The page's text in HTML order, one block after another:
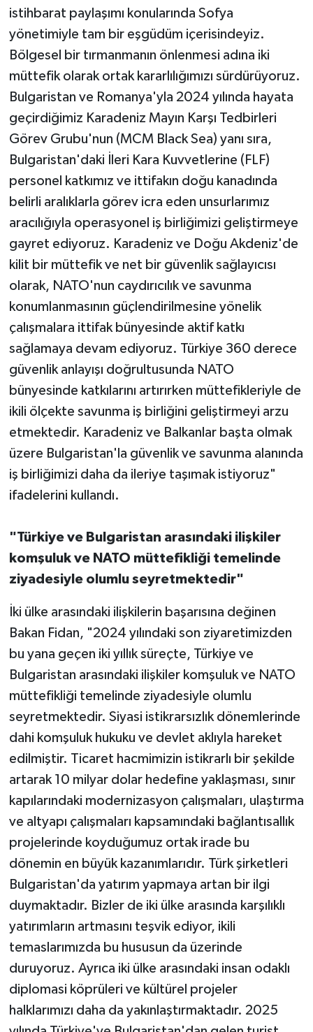
istihbarat paylaşımı konularında Sofya
yönetimiyle tam bir eşgüdüm içerisindeyiz.
Bölgesel bir tırmanmanın önlenmesi adına iki
müttefik olarak ortak kararlılığımızı sürdürüyoruz.
Bulgaristan ve Romanya'yla 2024 yılında hayata
geçirdiğimiz Karadeniz Mayın Karşı Tedbirleri
Görev Grubu'nun (MCM Black Sea) yanı sıra,
Bulgaristan'daki İleri Kara Kuvvetlerine (FLF)
personel katkımız ve ittifakın doğu kanadında
belirli aralıklarla görev icra eden unsurlarımız
aracılığıyla operasyonel iş birliğimizi geliştirmeye
gayret ediyoruz. Karadeniz ve Doğu Akdeniz'de
kilit bir müttefik ve net bir güvenlik sağlayıcısı
olarak, NATO'nun caydırıcılık ve savunma
konumlanmasının güçlendirilmesine yönelik
çalışmalara ittifak bünyesinde aktif katkı
sağlamaya devam ediyoruz. Türkiye 360 derece
güvenlik anlayışı doğrultusunda NATO
bünyesinde katkılarını artırırken müttefikleriyle de
ikili ölçekte savunma iş birliğini geliştirmeyi arzu
etmektedir. Karadeniz ve Balkanlar başta olmak
üzere Bulgaristan'la güvenlik ve savunma alanında
iş birliğimizi daha da ileriye taşımak istiyoruz"
ifadelerini kullandı.
"Türkiye ve Bulgaristan arasındaki ilişkiler
komşuluk ve NATO müttefikliği temelinde
ziyadesiyle olumlu seyretmektedir"
İki ülke arasındaki ilişkilerin başarısına değinen
Bakan Fidan, "2024 yılındaki son ziyaretimizden
bu yana geçen iki yıllık süreçte, Türkiye ve
Bulgaristan arasındaki ilişkiler komşuluk ve NATO
müttefikliği temelinde ziyadesiyle olumlu
seyretmektedir. Siyasi istikrarsızlık dönemlerinde
dahi komşuluk hukuku ve devlet aklıyla hareket
edilmiştir. Ticaret hacmimizin istikrarlı bir şekilde
artarak 10 milyar dolar hedefine yaklaşması, sınır
kapılarındaki modernizasyon çalışmaları, ulaştırma
ve altyapı çalışmaları kapsamındaki bağlantısallık
projelerinde koyduğumuz ortak irade bu
dönemin en büyük kazanımlarıdır. Türk şirketleri
Bulgaristan'da yatırım yapmaya artan bir ilgi
duymaktadır. Bizler de iki ülke arasında karşılıklı
yatırımların artmasını teşvik ediyor, ikili
temaslarımızda bu hususun da üzerinde
duruyoruz. Ayrıca iki ülke arasındaki insan odaklı
diplomasi köprüleri ve kültürel projeler
halklarımızı daha da yakınlaştırmaktadır. 2025